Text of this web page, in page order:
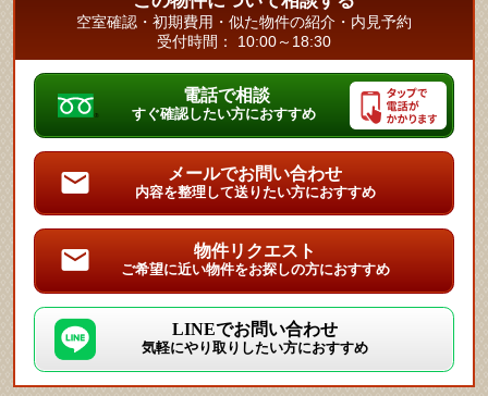
空室確認・初期費用・似た物件の紹介・内見予約
受付時間： 10:00～18:30
電話で相談
すぐ確認したい方におすすめ
メールでお問い合わせ
内容を整理して送りたい方におすすめ
物件リクエスト
ご希望に近い物件をお探しの方におすすめ
LINEでお問い合わせ
気軽にやり取りしたい方におすすめ